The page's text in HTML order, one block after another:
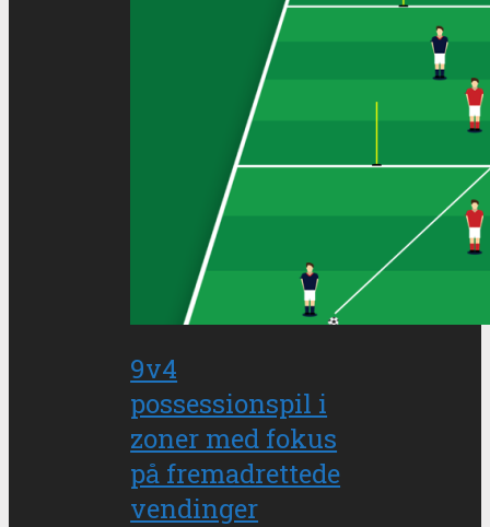
9v4
possessionspil i
zoner med fokus
på fremadrettede
vendinger